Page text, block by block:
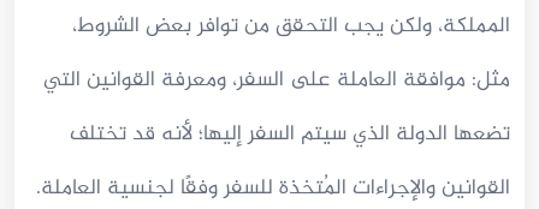
المملكة، ولكن يجب التحقق من توافر بعض الشروط،
مثل: موافقة العاملة على السفر، ومعرفة القوانين التي
تضعها الدولة الذي سيتم السفر إليها؛ لأنه قد تختلف
القوانين والإجراءات المُتخذة للسفر وفقًا لجنسية العاملة.